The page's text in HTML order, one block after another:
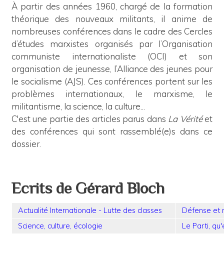
À partir des années 1960, chargé de la formation
théorique des nouveaux militants, il anime de
nombreuses conférences dans le cadre des Cercles
d’études marxistes organisés par l’Organisation
communiste internationaliste (OCI) et son
organisation de jeunesse, l’Alliance des jeunes pour
le socialisme (AJS). Ces conférences portent sur les
problèmes internationaux, le marxisme, le
militantisme, la science, la culture...
C'est une partie des articles parus dans La Véritéet
des conférences qui sont rassemblé(e)s dans ce
dossier.
Ecrits de Gérard Bloch
Actualité Internationale - Lutte des classes
Défense et
Science, culture, écologie
Le Parti,